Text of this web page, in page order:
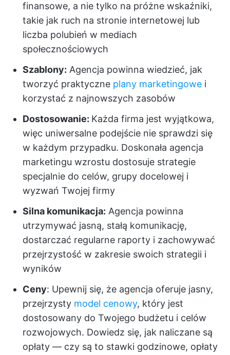
finansowe, a nie tylko na próżne wskaźniki,
takie jak ruch na stronie internetowej lub
liczba polubień w mediach
społecznościowych
Szablony: Agencja powinna wiedzieć, jak
tworzyć praktyczne plany marketingowe i
korzystać z najnowszych zasobów
Dostosowanie: Każda firma jest wyjątkowa,
więc uniwersalne podejście nie sprawdzi się
w każdym przypadku. Doskonała agencja
marketingu wzrostu dostosuje strategie
specjalnie do celów, grupy docelowej i
wyzwań Twojej firmy
Silna komunikacja: Agencja powinna
utrzymywać jasną, stałą komunikację,
dostarczać regularne raporty i zachowywać
przejrzystość w zakresie swoich strategii i
wyników
Ceny: Upewnij się, że agencja oferuje jasny,
przejrzysty model cenowy, który jest
dostosowany do Twojego budżetu i celów
rozwojowych. Dowiedz się, jak naliczane są
opłaty — czy są to stawki godzinowe, opłaty